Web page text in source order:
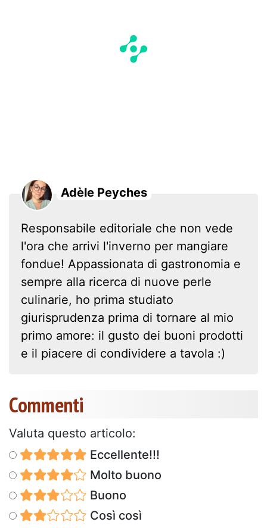
Adèle Peyches
Responsabile editoriale che non vede
l'ora che arrivi l'inverno per mangiare
fondue! Appassionata di gastronomia e
sempre alla ricerca di nuove perle
culinarie, ho prima studiato
giurisprudenza prima di tornare al mio
primo amore: il gusto dei buoni prodotti
e il piacere di condividere a tavola :)
Commenti
Valuta questo articolo:
Eccellente!!!
Molto buono
Buono
Così così